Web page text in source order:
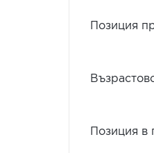
Позиция
Позиция в